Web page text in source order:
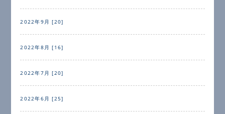
2022年9月 [20]
2022年8月 [16]
2022年7月 [20]
2022年6月 [25]